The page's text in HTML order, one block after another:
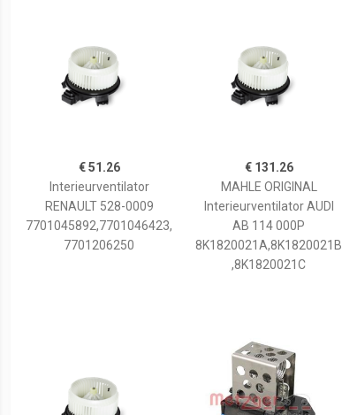
€ 51.26
Interieurventilator
RENAULT 528-0009
7701045892,7701046423,
7701206250
€ 131.26
MAHLE ORIGINAL
Interieurventilator AUDI
AB 114 000P
8K1820021A,8K1820021B
,8K1820021C